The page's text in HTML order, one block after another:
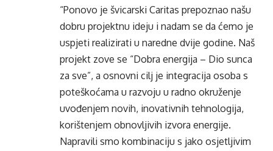
“Ponovo je švicarski Caritas prepoznao našu
dobru projektnu ideju i nadam se da ćemo je
uspjeti realizirati u naredne dvije godine. Naš
projekt zove se “Dobra energija – Dio sunca
za sve”, a osnovni cilj je integracija osoba s
poteškoćama u razvoju u radno okruženje
uvođenjem novih, inovativnih tehnologija,
korištenjem obnovljivih izvora energije.
Napravili smo kombinaciju s jako osjetljivim